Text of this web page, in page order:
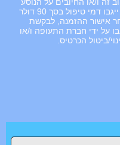
בנוסף לסכומים המפורטים לעיל. כמו כן ייגבו דמי טיפול בסך 90 דולר
אישור ההזמנה, לבקשת
על ידי חברת התעופה ו/או
ביטול הכרטיס.